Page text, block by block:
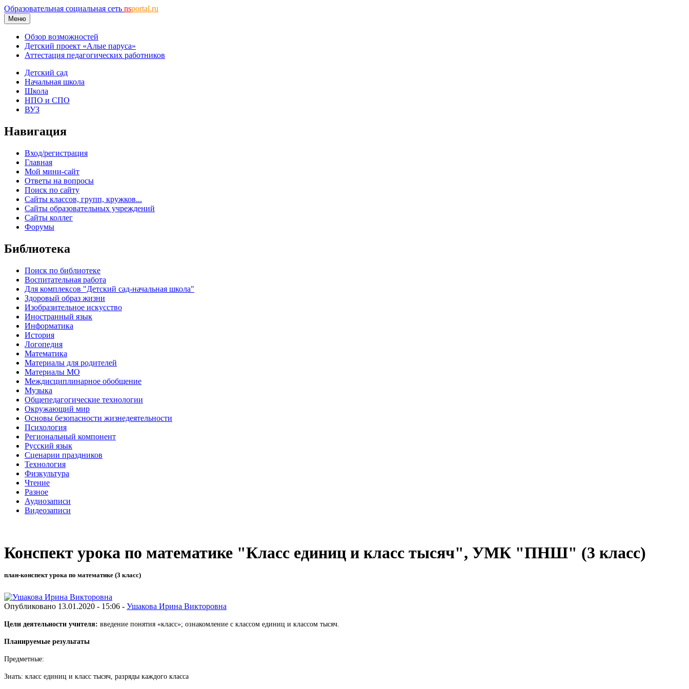
Образовательная социальная сеть nsportal.ru
Меню
Обзор возможностей
Детский проект «Алые паруса»
Аттестация педагогических работников
Детский сад
Начальная школа
Школа
НПО и СПО
ВУЗ
Навигация
Вход/регистрация
Главная
Мой мини-сайт
Ответы на вопросы
Поиск по сайту
Сайты классов, групп, кружков...
Сайты образовательных учреждений
Сайты коллег
Форумы
Библиотека
Поиск по библиотеке
Воспитательная работа
Для комплексов "Детский сад-начальная школа"
Здоровый образ жизни
Изобразительное искусство
Иностранный язык
Информатика
История
Логопедия
Математика
Материалы для родителей
Материалы МО
Междисциплинарное обобщение
Музыка
Общепедагогические технологии
Окружающий мир
Основы безопасности жизнедеятельности
Психология
Региональный компонент
Русский язык
Сценарии праздников
Технология
Физкультура
Чтение
Разное
Аудиозаписи
Видеозаписи
Конспект урока по математике "Класс единиц и класс тысяч", УМК "ПНШ" (3 класс)
план-конспект урока по математике (3 класс)
Опубликовано 13.01.2020 - 15:06 - Ушакова Ирина Викторовна
Цели деятельности учителя: введение понятия «класс»; ознакомление с классом единиц и классом тысяч.
Планируемые результаты
Предметные:
Знать: класс единиц и класс тысяч, разряды каждого класса